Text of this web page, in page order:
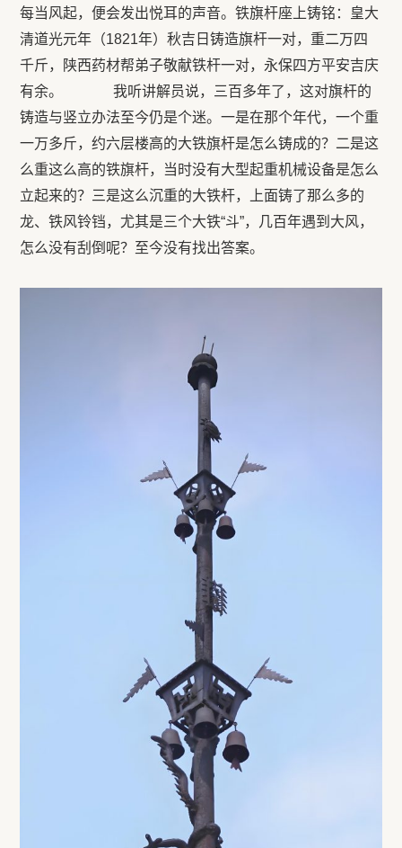
每当风起，便会发出悦耳的声音。铁旗杆座上铸铭：皇大
清道光元年（1821年）秋吉日铸造旗杆一对，重二万四
千斤，陕西药材帮弟子敬献铁杆一对，永保四方平安吉庆
有余。 我听讲解员说，三百多年了，这对旗杆的
铸造与竖立办法至今仍是个迷。一是在那个年代，一个重
一万多斤，约六层楼高的大铁旗杆是怎么铸成的？二是这
么重这么高的铁旗杆，当时没有大型起重机械设备是怎么
立起来的？三是这么沉重的大铁杆，上面铸了那么多的
龙、铁风铃铛，尤其是三个大铁“斗”，几百年遇到大风，
怎么没有刮倒呢？至今没有找出答案。